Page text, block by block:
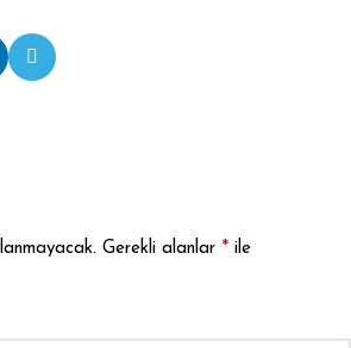
Gerekli alanlar * ile